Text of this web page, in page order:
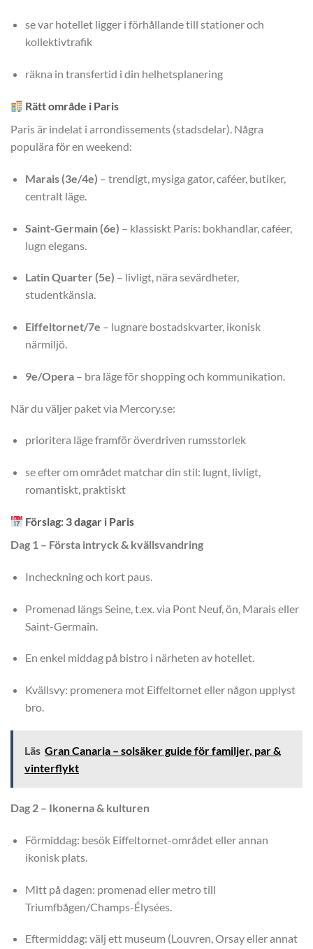
se var hotellet ligger i förhållande till stationer och
kollektivtrafik
räkna in transfertid i din helhetsplanering
Rätt område i Paris
Paris är indelat i arrondissements (stadsdelar). Några
populära för en weekend:
Marais (3e/4e) – trendigt, mysiga gator, caféer, butiker,
centralt läge.
Saint-Germain (6e) – klassiskt Paris: bokhandlar, caféer,
lugn elegans.
Latin Quarter (5e) – livligt, nära sevärdheter,
studentkänsla.
Eiffeltornet/7e – lugnare bostadskvarter, ikonisk
närmiljö.
9e/Opera– bra läge för shopping och kommunikation.
När du väljer paket via Mercory.se:
prioritera läge framför överdriven rumsstorlek
se efter om området matchar din stil: lugnt, livligt,
romantiskt, praktiskt
Förslag: 3 dagar i Paris
Dag 1 – Första intryck & kvällsvandring
Incheckning och kort paus.
Promenad längs Seine, t.ex. via Pont Neuf, ön, Marais eller
Saint-Germain.
En enkel middag på bistro i närheten av hotellet.
Kvällsvy: promenera mot Eiffeltornet eller någon upplyst
bro.
Läs Gran Canaria – solsäker guide för familjer, par &
vinterflykt
Dag 2 – Ikonerna & kulturen
Förmiddag: besök Eiffeltornet-området eller annan
ikonisk plats.
Mitt på dagen: promenad eller metro till
Triumfbågen/Champs-Élysées.
Eftermiddag: välj ett museum (Louvren, Orsay eller annat